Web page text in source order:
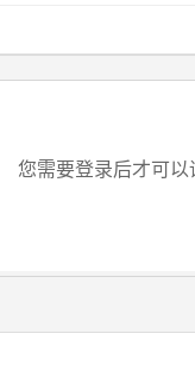
您需要登录后才可以